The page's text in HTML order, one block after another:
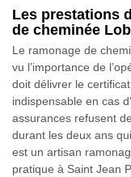
Les prestations
de cheminée
Le ramonage de
vu l’importance de
doit délivrer le
indispensable en cas
assurances refusent
durant les deux ans
est un artisan
pratique à Saint Jean